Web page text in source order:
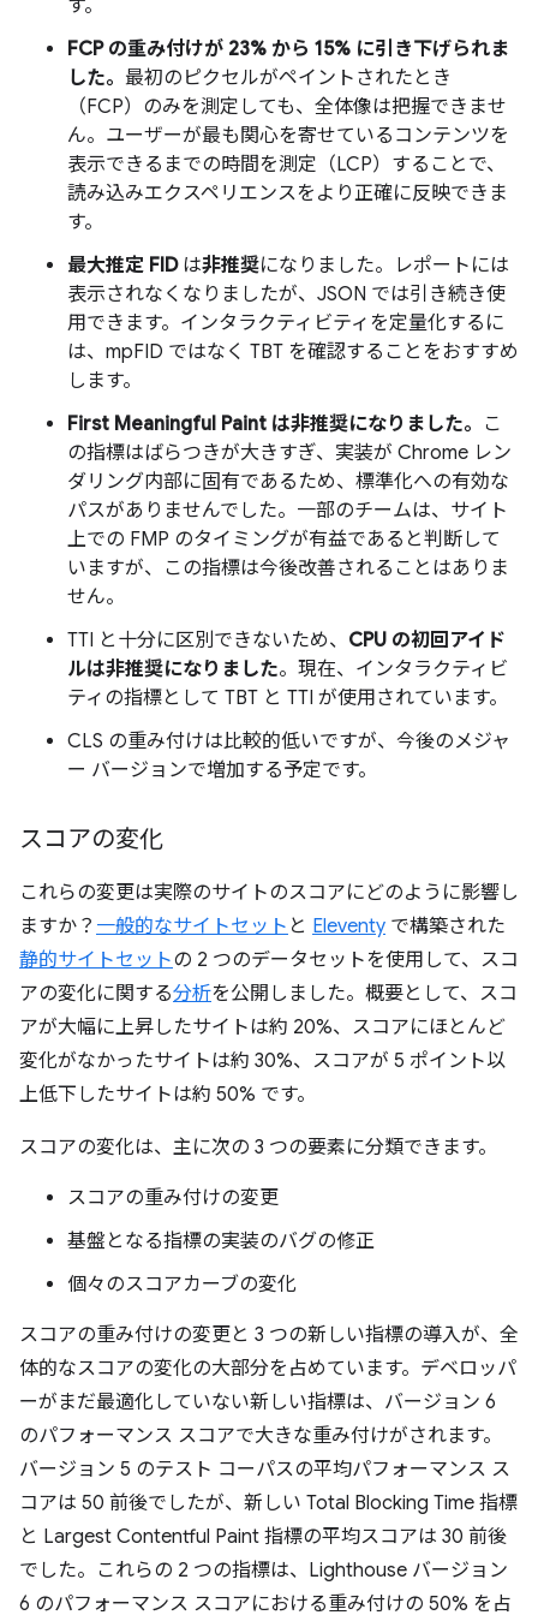
す。
FCP の重み付けが 23% から 15% に引き下げられま
した。 最初のピクセルがペイントされたとき
（FCP）のみを測定しても、全体像は把握できませ
ん。ユーザーが最も関心を寄せているコンテンツを
表示できるまでの時間を測定（LCP）することで、
読み込みエクスペリエンスをより正確に反映できま
す。
最大推定 FIDは非推奨になりました。レポートには
表示されなくなりましたが、JSON では引き続き使
用できます。インタラクティビティを定量化するに
は、mpFID ではなく TBT を確認することをおすすめ
します。
First Meaningful Paint は非推奨になりました。
こ
の指標はばらつきが大きすぎ、実装が Chrome レン
ダリング内部に固有であるため、標準化への有効な
パスがありませんでした。一部のチームは、サイト
上での FMP のタイミングが有益であると判断して
いますが、この指標は今後改善されることはありま
せん。
TTI と十分に区別できないため、 CPU の初回アイド
ルは非推奨になりました。現在、インタラクティビ
ティの指標として TBT と TTI が使用されています。
CLS の重み付けは比較的低いですが、今後のメジャ
ー バージョンで増加する予定です。
スコアの変化
これらの変更は実際のサイトのスコアにどのように影響し
ますか？ 一般的なサイトセット と Eleventy で構築された
静的サイトセットの 2 つのデータセットを使用して、スコ
アの変化に関する分析を公開しました。概要として、スコ
アが大幅に上昇したサイトは約 20%、スコアにほとんど
変化がなかったサイトは約 30%、スコアが 5 ポイント以
上低下したサイトは約 50% です。
スコアの変化は、主に次の 3 つの要素に分類できます。
スコアの重み付けの変更
基盤となる指標の実装のバグの修正
個々のスコアカーブの変化
スコアの重み付けの変更と 3 つの新しい指標の導入が、全
体的なスコアの変化の大部分を占めています。デベロッパ
ーがまだ最適化していない新しい指標は、バージョン 6
のパフォーマンス スコアで大きな重み付けがされます。
バージョン 5 のテスト コーパスの平均パフォーマンス ス
コアは 50 前後でしたが、新しい Total Blocking Time 指標
と Largest Contentful Paint 指標の平均スコアは 30 前後
でした。これらの 2 つの指標は、Lighthouse バージョン
6 のパフォーマンス スコアにおける重み付けの 50% を占